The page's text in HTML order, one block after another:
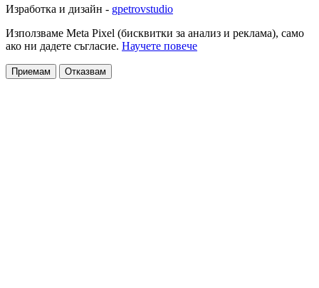
Изработка и дизайн - gpetrovstudio
Използваме Meta Pixel (бисквитки за анализ и реклама), само
ако ни дадете съгласие. Научете повече
Приемам Отказвам